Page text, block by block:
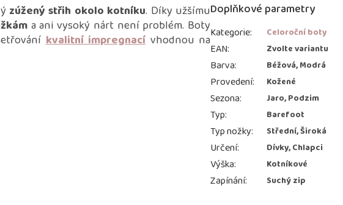
zúžený střih okolo kotníku. Díky užšímu
a ani vysoký nárt není problém. Boty
kvalitní impregnací vhodnou na
Doplňkové parametry
Kategorie: Celoroční boty
EAN: Zvolte variantu
Barva: Béžová, Modrá
Provedení: Kožené
Sezona: Jaro, Podzim
Typ: Barefoot
Typ nožky: Střední, Široká
Určení: Dívky, Chlapci
Výška: Kotníkové
Zapínání: Suchý zip